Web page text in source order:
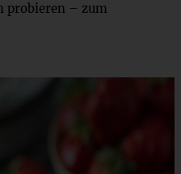
probieren – zum